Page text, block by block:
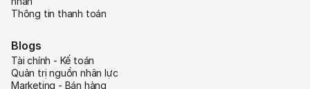
Thông tin thanh toán
Blogs
Tài chính - Kế toán
Quản trị nguồn nhân lực
Marketing - Bán hàng